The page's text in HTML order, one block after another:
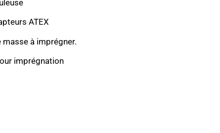
ATEX
à imprégner.
imprégnation